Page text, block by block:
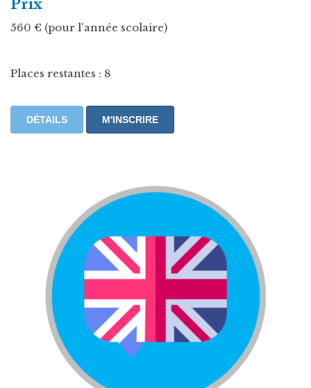
Prix
560 € (pour l'année scolaire)
Places restantes : 8
DÉTAILS M'INSCRIRE